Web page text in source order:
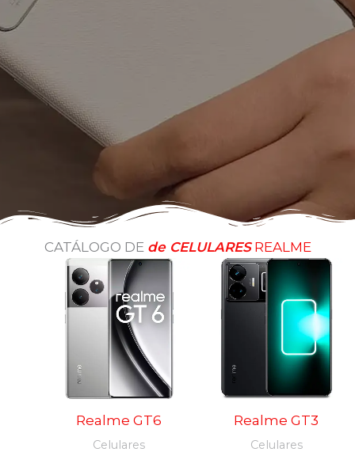
CATÁLOGO DE de CELULARES REALME
Realme GT6
Celulares
Realme GT3
Celulares